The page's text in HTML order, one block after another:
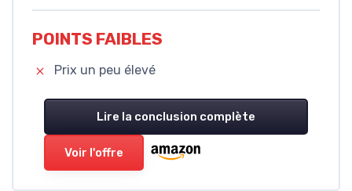
POINTS FAIBLES
Prix un peu élevé
Lire la conclusion complète
Voir l'offre